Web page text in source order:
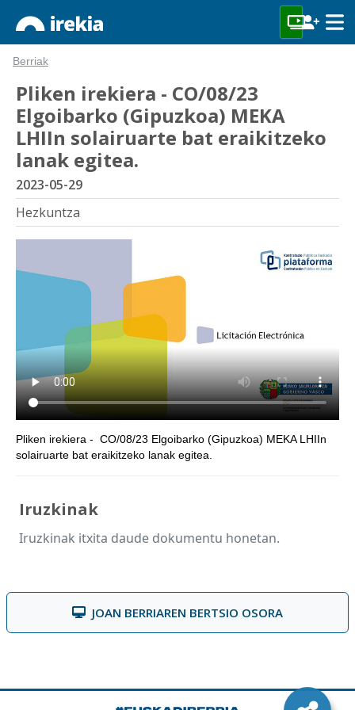
Berriak
Pliken irekiera - CO/08/23
Elgoibarko (Gipuzkoa) MEKA
LHIIn solairuarte bat eraikitzeko
lanak egitea.
2023-05-29
Hezkuntza
Pliken irekiera - CO/08/23 Elgoibarko (Gipuzkoa) MEKA LHIIn
solairuarte bat eraikitzeko lanak egitea.
Iruzkinak
Iruzkinak itxita daude dokumentu honetan.
JOAN BERRIAREN BERTSIO OSORA